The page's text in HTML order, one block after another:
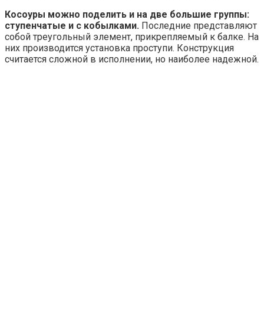
Косоуры можно поделить и на две большие группы:
ступенчатые и с кобылками. Последние представляют
собой треугольный элемент, прикрепляемый к балке. На
них производится установка проступи. Конструкция
считается сложной в исполнении, но наиболее надежной.